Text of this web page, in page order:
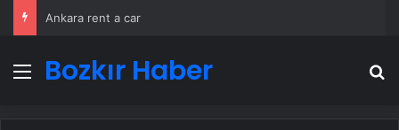
Ankara rent a car
Menü
Bozkır Haber